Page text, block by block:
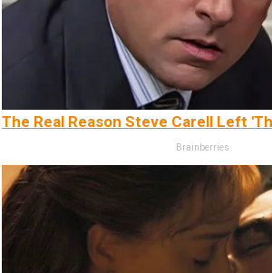
The Real Reason Steve Carell Left
Brainberries